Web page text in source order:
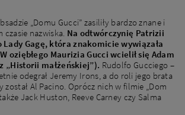
„Domu Gucci” zasiliły bardzo znane i
nazwiska. Na odtwórczynię Patrizii
Gagę, która znakomicie wywiązała
oziębłego Maurizia Gucci wcielił się Adam
„Historii małżeńskiej”). Rudolfo Gucciego –
odegrał Jeremy Irons, a do roli jego brata
został Al Pacino. Oprócz nich w filmie „Dom
Jack Huston, Reeve Carney czy Salma